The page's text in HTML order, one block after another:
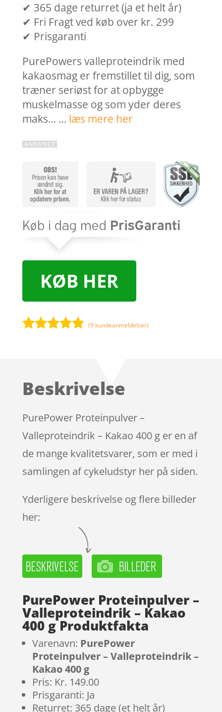
✔ 365 dage returret (ja et helt år)
✔ Fri Fragt ved køb over kr. 299
✔ Prisgaranti
PurePowers valleproteindrik med
kakaosmag er fremstillet til dig, som
træner seriøst for at opbygge
muskelmasse og som yder deres
maks… … læs mere her
KØB HER
kundebedø
(9 kundeanmeldelser)
Beskrivelse
PurePower Proteinpulver –
Valleproteindrik – Kakao 400 g er en af
de mange kvalitetsvarer, som er med i
samlingen af cykeludstyr her på siden.
Yderligere beskrivelse og flere billeder
her:
PurePower Proteinpulver –
Valleproteindrik – Kakao
400 g Produktfakta
Varenavn: PurePower
Proteinpulver – Valleproteindrik –
Kakao 400 g
Pris: Kr. 149.00
Prisgaranti: Ja
Returret: 365 dage (et helt år)